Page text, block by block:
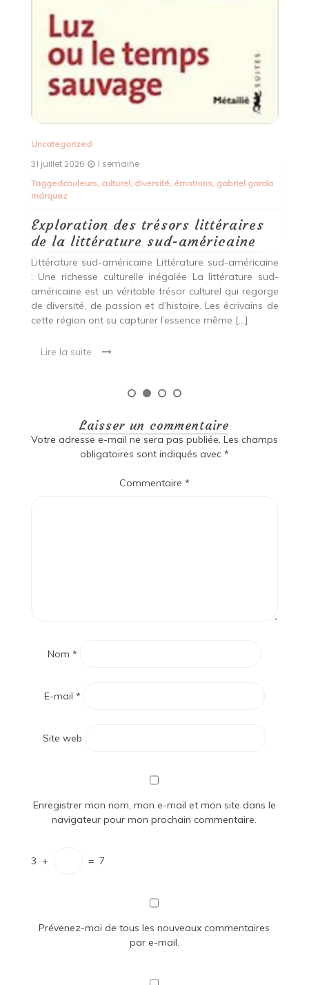
Uncategorized
31 juillet 2026 1 semaine
Taggedcouleurs, culturel, diversité, émotions, gabriel garcía
márquez
Exploration des trésors littéraires
de la littérature sud-américaine
Littérature sud-américaine Littérature sud-américaine
: Une richesse culturelle inégalée La littérature sud-
américaine est un véritable trésor culturel qui regorge
de diversité, de passion et d’histoire. Les écrivains de
cette région ont su capturer l’essence même […]
Lire la suite
Laisser un commentaire
Votre adresse e-mail ne sera pas publiée. Les champs
obligatoires sont indiqués avec *
Commentaire *
Nom *
E-mail *
Site web
Enregistrer mon nom, mon e-mail et mon site dans le
navigateur pour mon prochain commentaire.
3 + = 7
Prévenez-moi de tous les nouveaux commentaires
par e-mail.